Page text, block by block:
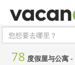
78 度假屋与公寓 -